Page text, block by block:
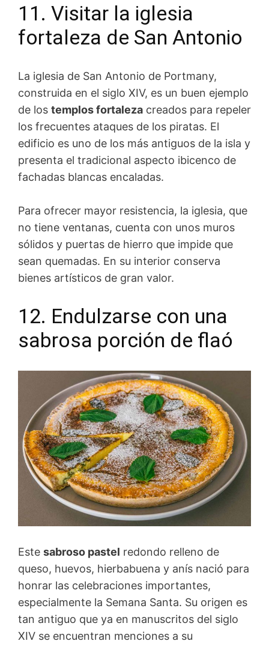
11. Visitar la iglesia
fortaleza de San Antonio
La iglesia de San Antonio de Portmany,
construida en el siglo XIV, es un buen ejemplo
de los templos fortaleza creados para repeler
los frecuentes ataques de los piratas. El
edificio es uno de los más antiguos de la isla y
presenta el tradicional aspecto ibicenco de
fachadas blancas encaladas.
Para ofrecer mayor resistencia, la iglesia, que
no tiene ventanas, cuenta con unos muros
sólidos y puertas de hierro que impide que
sean quemadas. En su interior conserva
bienes artísticos de gran valor.
12. Endulzarse con una
sabrosa porción de flaó
Este sabroso pastel redondo relleno de
queso, huevos, hierbabuena y anís nació para
honrar las celebraciones importantes,
especialmente la Semana Santa. Su origen es
tan antiguo que ya en manuscritos del siglo
XIV se encuentran menciones a su